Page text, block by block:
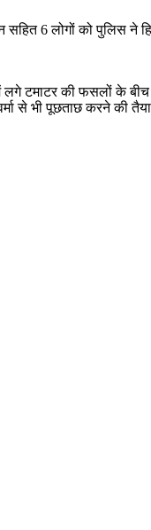
6 लोगों को पुलिस
टमाटर की फसलों के
से भी पूछताछ करने की